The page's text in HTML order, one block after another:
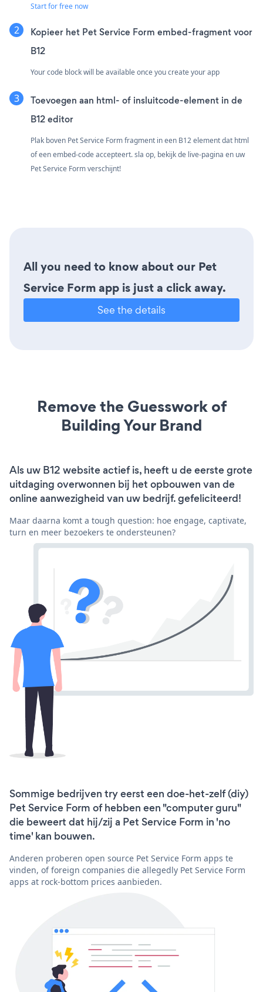
Start for free now
Kopieer het Pet Service Form embed-fragment voor
B12
Your code block will be available once you create your app
Toevoegen aan html- of insluitcode-element in de
B12 editor
Plak boven Pet Service Form fragment in een B12 element dat html
of een embed-code accepteert. sla op, bekijk de live-pagina en uw
Pet Service Form verschijnt!
All you need to know about our Pet
Service Form app is just a click away.
See the details
Remove the Guesswork of
Building Your Brand
Als uw B12 website actief is, heeft u de eerste grote
uitdaging overwonnen bij het opbouwen van de
online aanwezigheid van uw bedrijf. gefeliciteerd!
Maar daarna komt a tough question: hoe engage, captivate,
turn en meer bezoekers te ondersteunen?
Sommige bedrijven try eerst een doe-het-zelf (diy)
Pet Service Form of hebben een "computer guru"
die beweert dat hij/zij a Pet Service Form in 'no
time' kan bouwen.
Anderen proberen open source Pet Service Form apps te
vinden, of foreign companies die allegedly Pet Service Form
apps at rock-bottom prices aanbieden.